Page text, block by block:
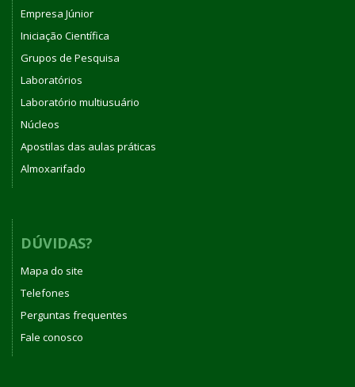
Empresa Júnior
Iniciação Científica
Grupos de Pesquisa
Laboratórios
Laboratório multiusuário
Núcleos
Apostilas das aulas práticas
Almoxarifado
DÚVIDAS?
Mapa do site
Telefones
Perguntas frequentes
Fale conosco